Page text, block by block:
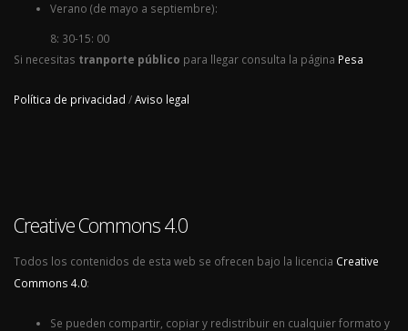
Verano (de mayo a septiembre):
8: 30-15: 00
Si necesitas tranporte público para llegar consulta la página Pesa
Política de privacidad /Aviso legal
Creative Commons 4.0
Todos los contenidos de esta web se ofrecen bajo la licencia Creative
Commons 4.0:
Se pueden compartir, copiar y redistribuir en cualquier formato y